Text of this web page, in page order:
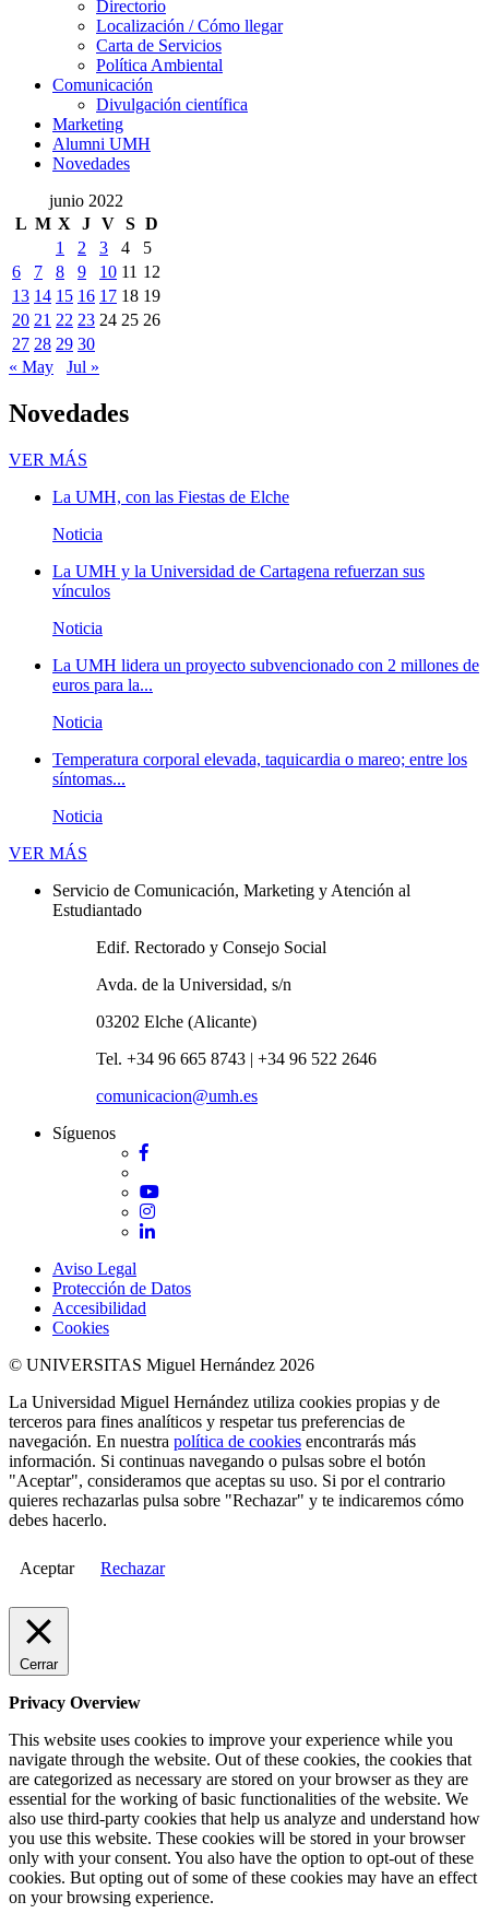
Presentación
Directorio
Localización / Cómo llegar
Carta de Servicios
Política Ambiental
Comunicación
Comunicación
Divulgación científica
Marketing
Alumni UMH
Novedades
junio 2022
L M X J V S D
1
2 3 4
5
6
7 8 9 10 11 12
13 14 15 16 17 18 19
20 21 22 23 24 25 26
27 28 29 30
« May
Jul »
Novedades
VER MÁS
La UMH, con las Fiestas de Elche
Noticia
La UMH y la Universidad de Cartagena refuerzan sus
vínculos
Noticia
La UMH lidera un proyecto subvencionado con 2 millones de
euros para la...
Noticia
Temperatura corporal elevada, taquicardia o mareo; entre los
síntomas...
Noticia
VER MÁS
Servicio de Comunicación, Marketing y Atención al
Estudiantado
Edif. Rectorado y Consejo Social
Avda. de la Universidad, s/n
03202 Elche (Alicante)
Tel. +34 96 665 8743 | +34 96 522 2646
comunicacion@umh.es
Síguenos
Facebook
YouTube
Instagram
LinkedIn
Aviso Legal
Protección de Datos
Accesibilidad
Cookies
© UNIVERSITAS Miguel Hernández 2026
La Universidad Miguel Hernández utiliza cookies propias y de
terceros para fines analíticos y respetar tus preferencias de
navegación. En nuestra política de cookies encontrarás más
información. Si continuas navegando o pulsas sobre el botón
"Aceptar", consideramos que aceptas su uso. Si por el contrario
quieres rechazarlas pulsa sobre "Rechazar" y te indicaremos cómo
debes hacerlo.
Aceptar Rechazar
Cerrar
Privacy Overview
This website uses cookies to improve your experience while you
navigate through the website. Out of these cookies, the cookies that
are categorized as necessary are stored on your browser as they are
essential for the working of basic functionalities of the website. We
also use third-party cookies that help us analyze and understand how
you use this website. These cookies will be stored in your browser
only with your consent. You also have the option to opt-out of these
cookies. But opting out of some of these cookies may have an effect
on your browsing experience.